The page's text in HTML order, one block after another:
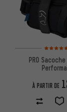
Note
PRO
À PARTIR DE